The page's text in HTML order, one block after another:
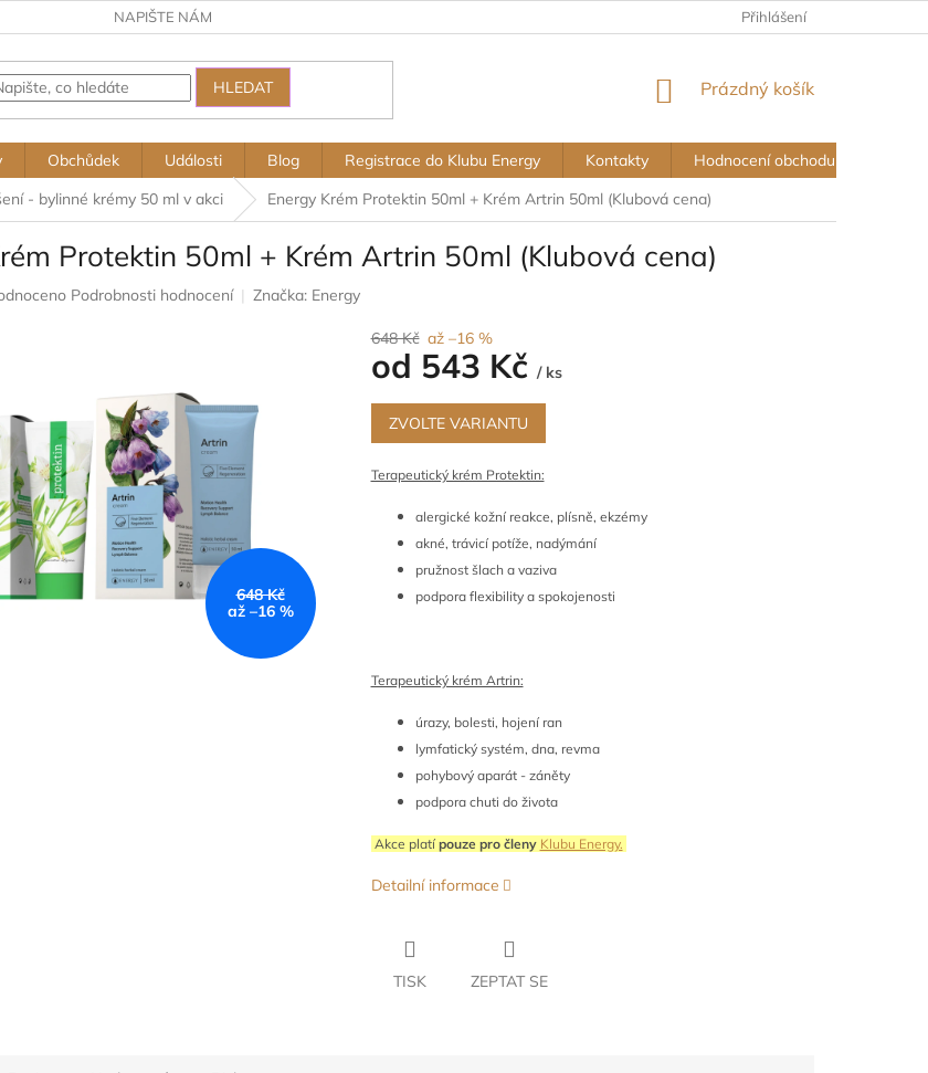
NAPIŠTE NÁM Přihlášení
HLEDAT
NÁKUPNÍ
Prázdný košík
Obchůdek Události Blog Registrace do Klubu Energy Kontakty Hodnocení obchodu
- bylinné krémy 50 ml v akci Energy Krém Protektin 50ml + Krém Artrin 50ml (Klubová cena)
Protektin 50ml + Krém Artrin 50ml (Klubová cena)
Podrobnosti hodnocení Značka: Energy
648 Kč
až –16 %
648 Kč až –16 %
od 543 Kč / ks
Měrná
cena:
ZVOLTE VARIANTU
Terapeutický krém Protektin:
alergické kožní reakce, plísně, ekzémy
akné, trávicí potíže, nadýmání
pružnost šlach a vaziva
podpora flexibility a spokojenosti
Terapeutický krém Artrin:
úrazy, bolesti, hojení ran
lymfatický systém, dna, revma
pohybový aparát - záněty
podpora chuti do života
Akce platí pouze pro členy Klubu Energy.
Detailní informace
TISK ZEPTAT SE